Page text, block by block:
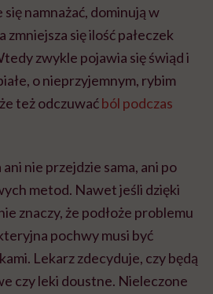
namnażać, dominują w
się ilość pałeczek
zwykle pojawia się świąd i
o nieprzyjemnym, rybim
też odczuwaćból podczas
nie przejdzie sama, ani po
metod. Nawet jeśli dzięki
znaczy, że podłoże problemu
pochwy musi być
Lekarz zdecyduje, czy będą
czy leki doustne. Nieleczone